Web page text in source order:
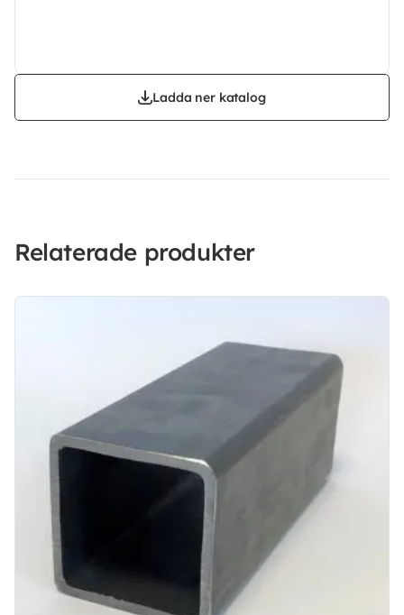
Ladda ner katalog
Relaterade produkter